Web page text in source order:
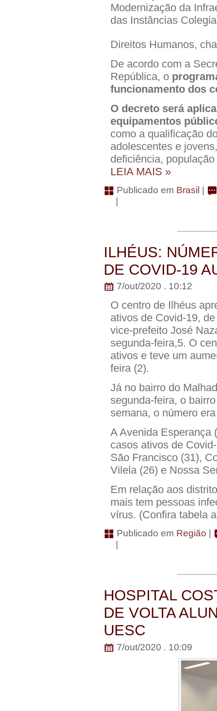
Modernização da
das Instâncias
Direitos Humanos,
De acordo com a
República, o
funcionamento dos
O decreto será
equipamentos
como a qualificação
adolescentes e
deficiência,
LEIA MAIS »
Publicado em Brasil |
|
ILHÉUS:
DE COVID-19
7/out/2020 . 10:12
O centro de Ilhéus
ativos de Covid-19,
vice-prefeito José
segunda-feira,5. O
ativos e teve um
feira (2).
Já no bairro do
segunda-feira, o
semana, o número
A Avenida Esperança
casos ativos de
São Francisco (31),
Vilela (26) e Nossa
Em relação aos
mais tem pessoas
vírus. (Confira tabela
Publicado em Região
HOSPITAL
DE VOLTA
UESC
7/out/2020 . 10:09